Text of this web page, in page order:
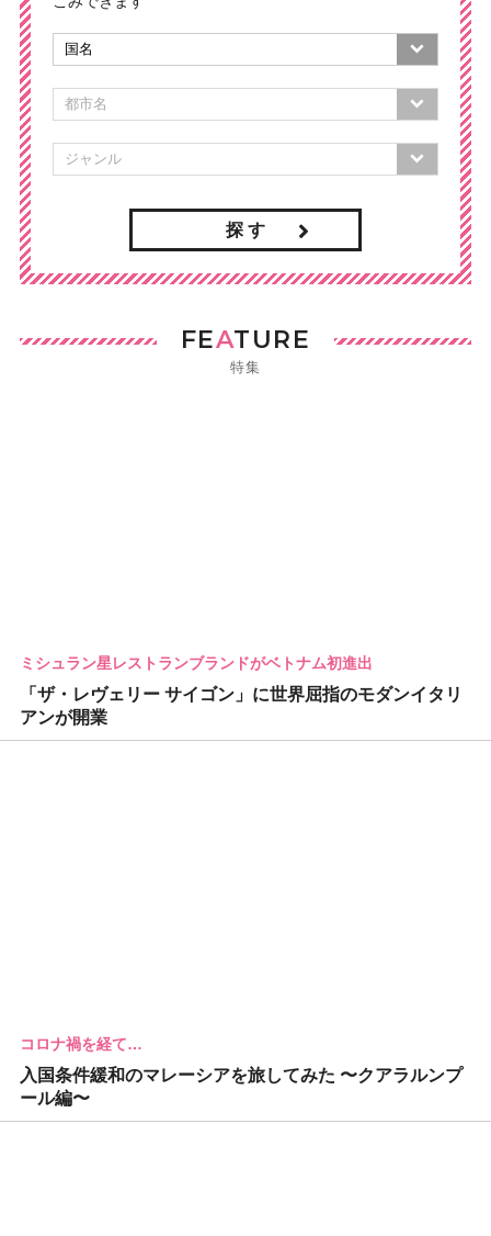
探 す
FEATURE
特集
ミシュラン星レストランブランドがベトナム初進出
「ザ・レヴェリー サイゴン」に世界屈指のモダンイタリ
アンが開業
コロナ禍を経て…
入国条件緩和のマレーシアを旅してみた 〜クアラルンプ
ール編〜